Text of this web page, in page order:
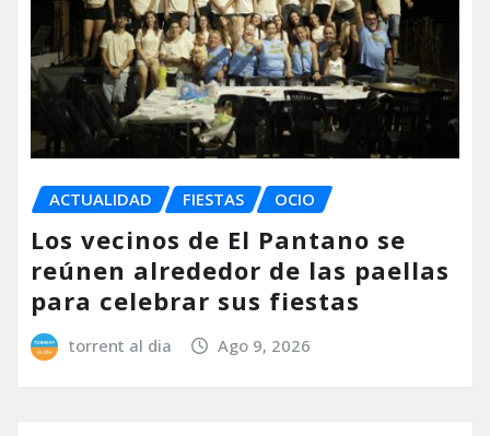
ACTUALIDAD FIESTAS OCIO
Los vecinos de El Pantano se
reúnen alrededor de las paellas
para celebrar sus fiestas
torrent al dia Ago 9, 2026